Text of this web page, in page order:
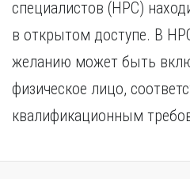
специалистов (НРС)
в открытом доступе. В
желанию может быть
физическое лицо,
квалификационным